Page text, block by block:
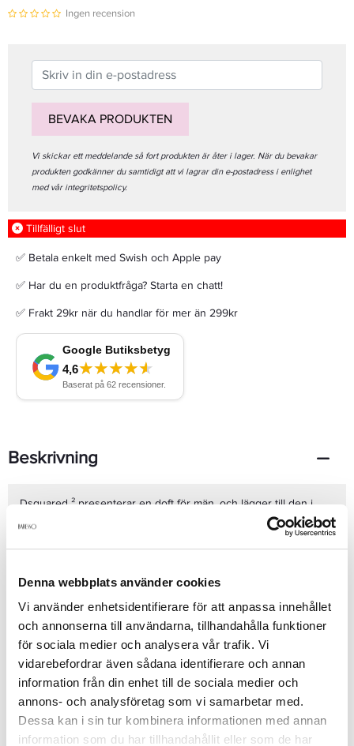
Denna webbplats använder cookies
Vi använder enhetsidentifierare för att anpassa innehållet
och annonserna till användarna, tillhandahålla funktioner
för sociala medier och analysera vår trafik. Vi
vidarebefordrar även sådana identifierare och annan
information från din enhet till de sociala medier och
annons- och analysföretag som vi samarbetar med.
Dessa kan i sin tur kombinera informationen med annan
information som du har tillhandahållit eller som de har
Ingen recension
BEVAKA PRODUKTEN
Vi skickar ett meddelande så fort produkten är åter i lager. När du bevakar
produkten godkänner du samtidigt att vi lagrar din e-postadress i enlighet
med vår integritetspolicy.
Tillfälligt slut
✅ Betala enkelt med Swish och Apple pay
✅ Har du en produktfråga? Starta en chatt!
✅ Frakt 29kr när du handlar för mer än 299kr
Beskrivning
Dsquared ² presenterar en doft för män, och lägger till den i
Potion samlingen. Doften lanserades under 2013 i samarbete
med parfymören Mathilde Bijaoui genom att omvandla en färg
(Blue Cadet) till en doft. Parfymören inspirerades av en viss
och aromatiska noter på en träig bas. Den unika träiga noten blå
odört ger absolut en träig-aromatisk-fruktig ansikte för doften,
med tillsatser av svarta vinbär.
Produktdetaljer
Recensioner